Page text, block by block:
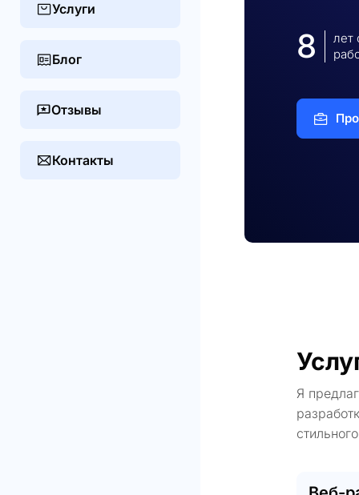
Услуги
Блог
Отзывы
Контакты
8
лет
Я